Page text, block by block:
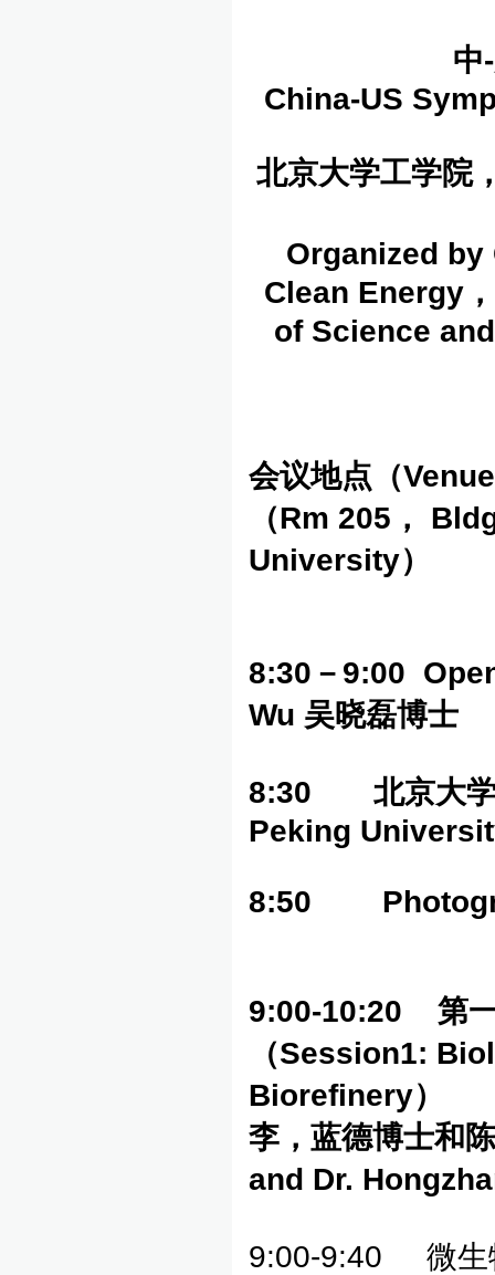
中-
China-US
北京大学工学院
Organized
Clean Energy ，
of Science
会议地点（Venue
（Rm 205 ，
University）
8:30 － 9:00
Wu 吴晓磊博士
8:30 北京大
Peking
8:50
9:00-10:20
第
（Session1:
Biorefinery）
李，蓝德博士和
and Dr.
9:00-9:40 微生